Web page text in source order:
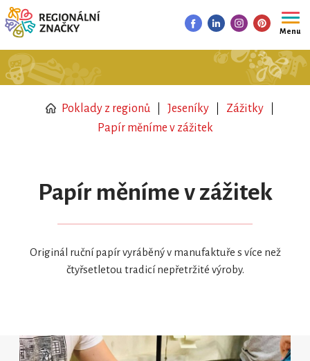
Menu
Poklady z regionů Jeseníky
Zážitky
Papír měníme v zážitek
Papír měníme v zážitek
Originál ruční papír vyráběný v manufaktuře s více než
čtyřsetletou tradicí nepřetržité výroby.